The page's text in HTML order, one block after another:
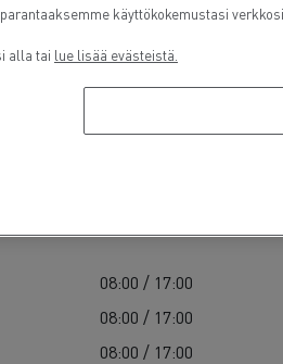
08:00 / 17:00
08:00 / 17:00
08:00 / 17:00
käyttökokemustasi
alla tai lue lisää evästeistä.